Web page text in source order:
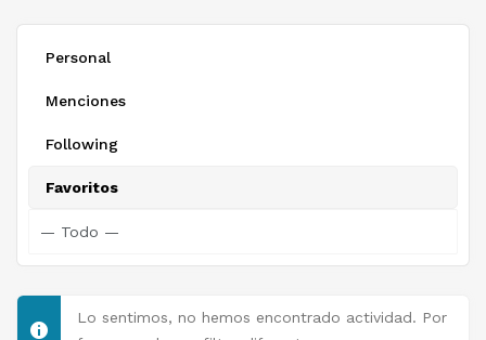
Personal
Menciones
Following
Favoritos
Lo sentimos, no hemos encontrado actividad. Por